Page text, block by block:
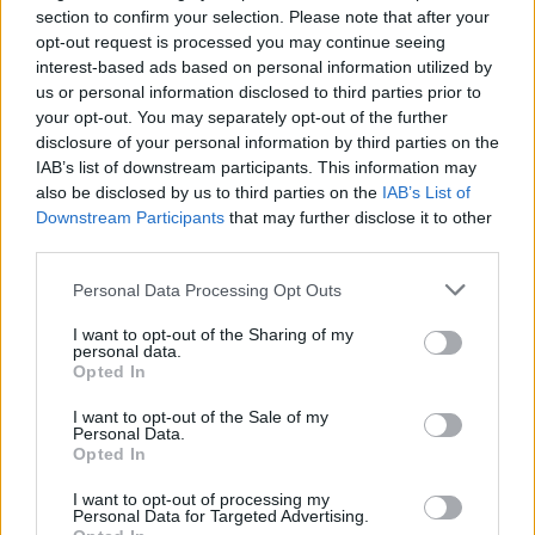
section to confirm your selection. Please note that after your
opt-out request is processed you may continue seeing
interest-based ads based on personal information utilized by
us or personal information disclosed to third parties prior to
your opt-out. You may separately opt-out of the further
disclosure of your personal information by third parties on the
IAB’s list of downstream participants. This information may
also be disclosed by us to third parties on the IAB’s List of
Downstream Participants that may further disclose it to other
Personal Data Processing Opt Outs
I want to opt-out of the Sharing of my
personal data.
Opted In
I want to opt-out of the Sale of my
Personal Data.
Opted In
I want to opt-out of processing my
Personal Data for Targeted Advertising.
Καβγάς Αλεξιάδη- Ρωμανού για τα Τέμπη:
«Τα 57 άτομα δολοφονήθηκαν από την
κυβέρνηση» – «Να το πάρεις πίσω»
Ανέβηκαν οι τόνοι όταν ο βουλευτής του ΣΥΡΙΖΑ,Τρύφων
Αλεξιάδης, αποκάλεσε την κυβέρνηση δολοφόνους για την
τραγωδία στα Τέμπη. Ο κ. Αλεξιάδης, μεταξύ άλλων, είπε ότι
«δολοφονήθηκαν οι 57 από μια κυβέρνηση που είχε προειδοποίηση
ότι υπάρχει θέμα ασφάλειας στα τρένα»...
Σελίδα 1 από 8